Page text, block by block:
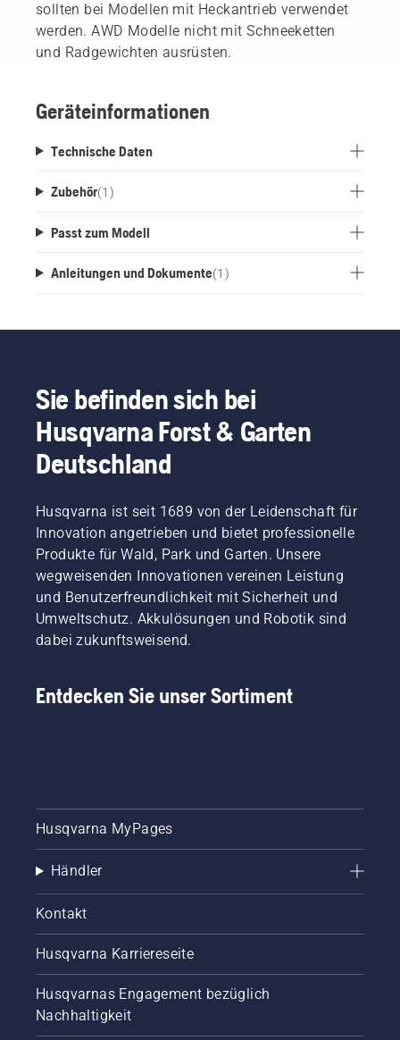
sollten bei Modellen mit Heckantrieb verwendet
werden. AWD Modelle nicht mit Schneeketten
und Radgewichten ausrüsten.
Geräteinformationen
Technische Daten
Zubehör(1 )
Passt zum Modell
Anleitungen und Dokumente(1 )
Sie befinden sich bei
Husqvarna Forst & Garten
Deutschland
Husqvarna ist seit 1689 von der Leidenschaft für
Innovation angetrieben und bietet professionelle
Produkte für Wald, Park und Garten. Unsere
wegweisenden Innovationen vereinen Leistung
und Benutzerfreundlichkeit mit Sicherheit und
Umweltschutz. Akkulösungen und Robotik sind
dabei zukunftsweisend.
Entdecken Sie unser Sortiment
Husqvarna MyPages
Händler
Kontakt
Husqvarna Karriereseite
Husqvarnas Engagement bezüglich
Nachhaltigkeit